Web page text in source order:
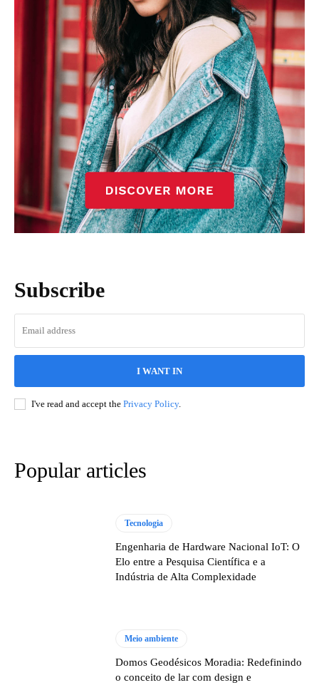
Subscribe
I WANT IN
I've read and accept the Privacy Policy.
Popular articles
Tecnologia
Engenharia de Hardware Nacional IoT: O
Elo entre a Pesquisa Científica e a
Indústria de Alta Complexidade
Meio ambiente
Domos Geodésicos Moradia: Redefinindo
o conceito de lar com design e